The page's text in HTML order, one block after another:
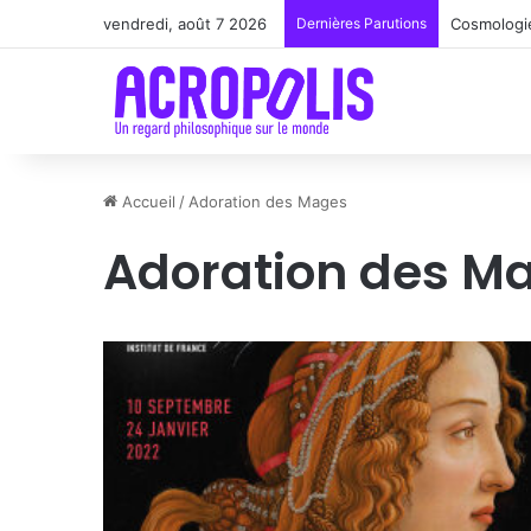
vendredi, août 7 2026 Dernières Parutions
Accueil / Adoration des Mages
Adoration des